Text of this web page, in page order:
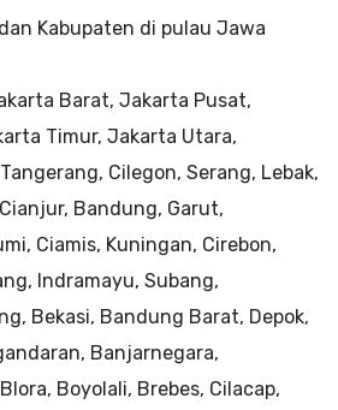
Kabupaten di pulau Jawa
Barat, Jakarta Pusat,
Timur, Jakarta Utara,
Cilegon, Serang, Lebak,
Bandung, Garut,
Ciamis, Kuningan, Cirebon,
Indramayu, Subang,
Bekasi, Bandung Barat, Depok,
Banjarnegara,
Boyolali, Brebes, Cilacap,